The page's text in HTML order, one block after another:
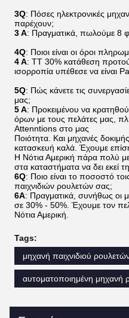
3Q: Πόσες ηλεκτρονικές
παρέχουν;
3 Α: Πραγματικά, πωλούμε 8
4Q: Ποιοι είναι οι όροι
4 Α: TT 30% κατάθεση
ισορροπία υπέθεσε να είναι
5Q: Πώς κάνετε τις
μας;
5 Α: Προκειμένου να
όρων με τους πελάτες μας,
Attenntions στο μας
Ποιότητα. Και μηχανές
κατασκευή καλά. Έχουμε
Η Νότια Αμερική πάρα πολύ
στα καταστήματα να δει εκεί
6Q: Ποιο είναι το ποσοστό
παιχνιδιών ρουλετών σας;
6A: Πραγματικά, συνήθως οι
σε 30% - 50%. Έχουμε τον
Νότια Αμερική.
Tags:
μηχανή παιχνιδιού
αυτοματοποιημένη μηχανή